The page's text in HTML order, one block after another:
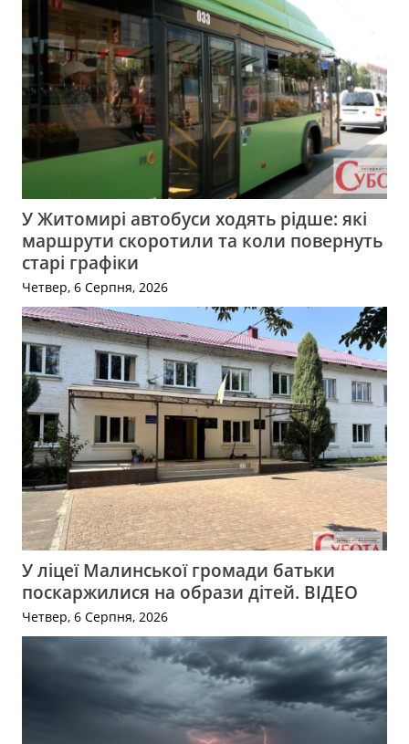
У Житомирі автобуси ходять рідше: які
маршрути скоротили та коли повернуть
старі графіки
Четвер, 6 Серпня, 2026
У ліцеї Малинської громади батьки
поскаржилися на образи дітей. ВІДЕО
Четвер, 6 Серпня, 2026